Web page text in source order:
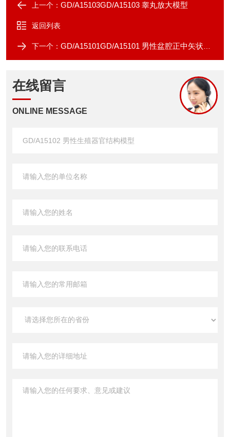
上一个： GD/A15103GD/A15103 睾丸放大模型
返回列表
下一个： GD/A15101GD/A15101 男性盆腔正中矢状切面模型
在线留言
ONLINE MESSAGE